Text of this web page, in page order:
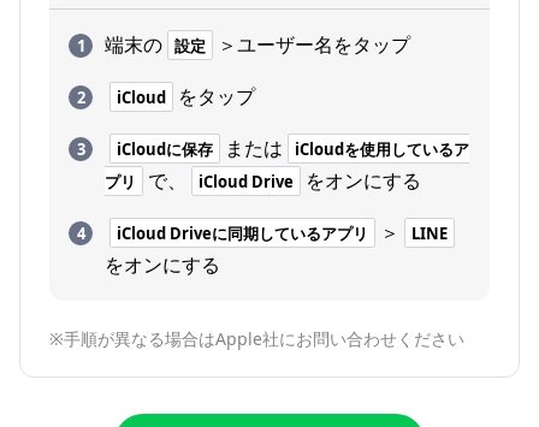
端末の 設定 ＞ユーザー名をタップ
iCloud をタップ
iCloudに保存 または
iCloudを使用しているア
プリ
で、 iCloud Drive をオンにする
iCloud Driveに同期しているアプリ ＞ LINE
をオンにする
※手順が異なる場合はApple社にお問い合わせください